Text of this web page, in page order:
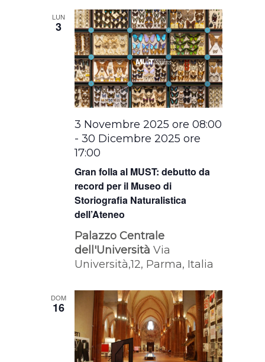
LUN
3
Gran folla al MUST: debutto da
record per il Museo di
Storiografia Naturalistica
dell’Ateneo
3 Novembre 2025 ore 08:00
-30 Dicembre 2025 ore
17:00
Palazzo Centrale
dell'UniversitàVia
Università,12, Parma, Italia
DOM
16